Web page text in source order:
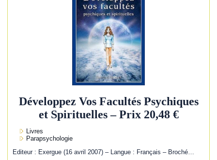
Développez Vos Facultés Psychiques
et Spirituelles – Prix 20,48 €
Livres
Parapsychologie
Editeur : Exergue (16 avril 2007) – Langue : Français – Broché…